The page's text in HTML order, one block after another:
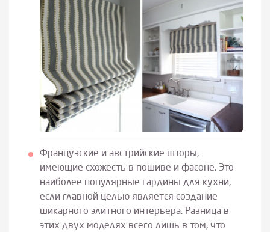
Французские и австрийские шторы,
имеющие схожесть в пошиве и фасоне. Это
наиболее популярные гардины для кухни,
если главной целью является создание
шикарного элитного интерьера. Разница в
этих двух моделях всего лишь в том, что